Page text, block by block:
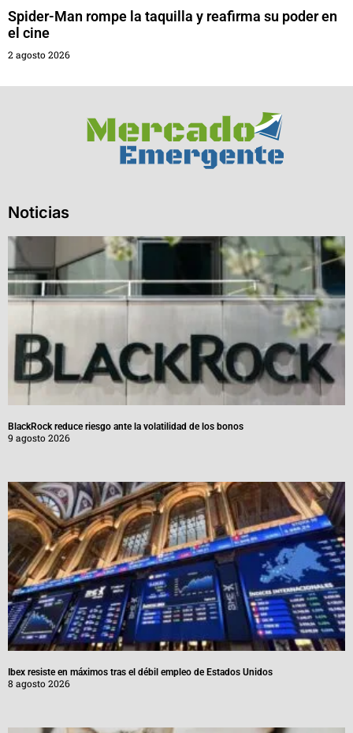
Spider-Man rompe la taquilla y reafirma su poder en
el cine
2 agosto 2026
Noticias
BlackRock reduce riesgo ante la volatilidad de los bonos
9 agosto 2026
Ibex resiste en máximos tras el débil empleo de Estados Unidos
8 agosto 2026